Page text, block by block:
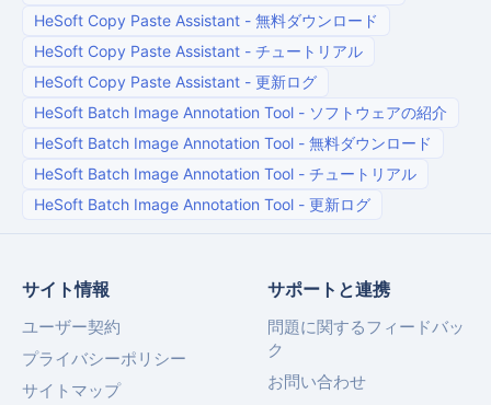
HeSoft Copy Paste Assistant - 無料ダウンロード
HeSoft Copy Paste Assistant - チュートリアル
HeSoft Copy Paste Assistant - 更新ログ
HeSoft Batch Image Annotation Tool - ソフトウェアの紹介
HeSoft Batch Image Annotation Tool - 無料ダウンロード
HeSoft Batch Image Annotation Tool - チュートリアル
HeSoft Batch Image Annotation Tool - 更新ログ
サイト情報
ユーザー契約
プライバシーポリシー
サイトマップ
サポートと連携
問題に関するフィードバッ
ク
お問い合わせ